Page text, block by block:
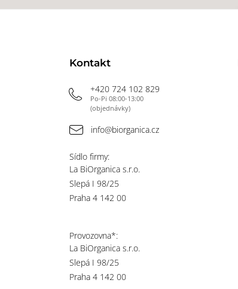
Kontakt
+420 724 102 829
Po-Pi 08:00-13:00
(objednávky)
info@biorganica.cz
Sídlo firmy:
La BiOrganica s.r.o.
Slepá I 98/25
Praha 4 142 00
Provozovna*:
La BiOrganica s.r.o.
Slepá I 98/25
Praha 4 142 00